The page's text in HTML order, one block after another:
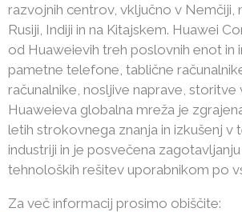
razvojnih centrov, vključno v Nemčiji,
Rusiji, Indiji in na Kitajskem. Huawei
od Huaweievih treh poslovnih enot in
pametne telefone, tablične
računalnike, nosljive naprave, storitve
Huaweieva globalna mreža je
letih strokovnega znanja in izkušenj v
industriji in je posvečena
tehnoloških rešitev uporabnikom po
Za več informacij prosimo obiščite: